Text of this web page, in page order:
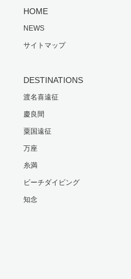
HOME
NEWS
サイトマップ
DESTINATIONS
渡名喜遠征
慶良間
粟国遠征
万座
糸満
ビーチダイビング
知念